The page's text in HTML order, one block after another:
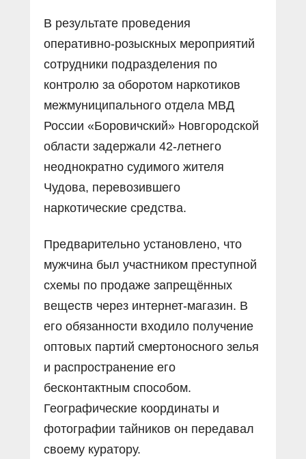
В результате проведения
оперативно-розыскных мероприятий
сотрудники подразделения по
контролю за оборотом наркотиков
межмуниципального отдела МВД
России «Боровичский» Новгородской
области задержали 42-летнего
неоднократно судимого жителя
Чудова, перевозившего
наркотические средства.
Предварительно установлено, что
мужчина был участником преступной
схемы по продаже запрещённых
веществ через интернет-магазин. В
его обязанности входило получение
оптовых партий смертоносного зелья
и распространение его
бесконтактным способом.
Географические координаты и
фотографии тайников он передавал
своему куратору.